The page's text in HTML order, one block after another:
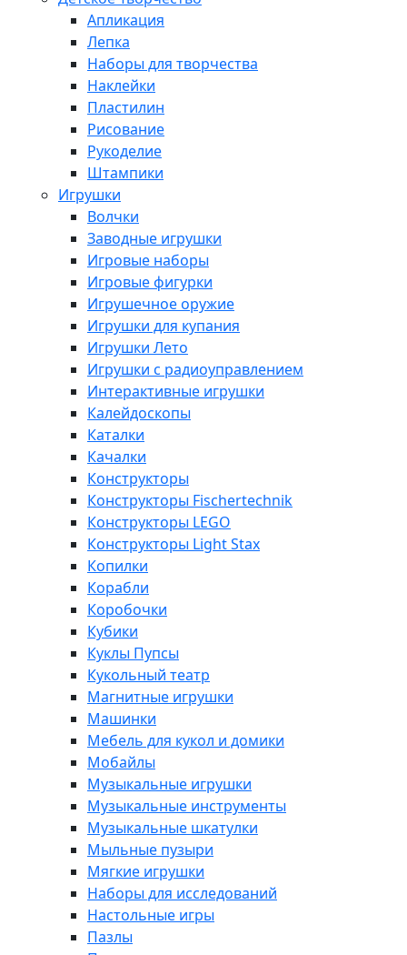
Апликация
Лепка
Наборы для творчества
Наклейки
Пластилин
Рисование
Рукоделие
Штампики
Игрушки
Волчки
Заводные игрушки
Игровые наборы
Игровые фигурки
Игрушечное оружие
Игрушки для купания
Игрушки Лето
Игрушки с радиоуправлением
Интерактивные игрушки
Калейдоскопы
Каталки
Качалки
Конструкторы
Конструкторы Fisсhertechnik
Конструкторы LEGO
Конструкторы Light Stax
Копилки
Корабли
Коробочки
Кубики
Куклы Пупсы
Кукольный театр
Магнитные игрушки
Машинки
Мебель для кукол и домики
Мобайлы
Музыкальные игрушки
Музыкальные инструменты
Музыкальные шкатулки
Мыльные пузыри
Мягкие игрушки
Наборы для исследований
Настольные игры
Пазлы